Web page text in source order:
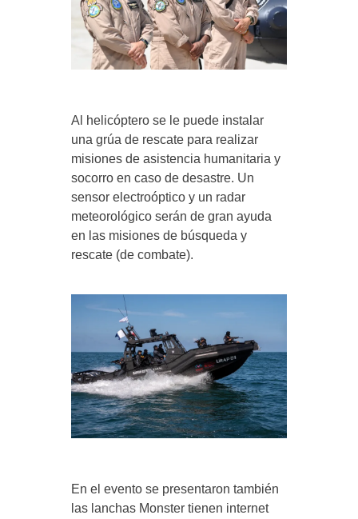
Al helicóptero se le puede instalar
una grúa de rescate para realizar
misiones de asistencia humanitaria y
socorro en caso de desastre. Un
sensor electroóptico y un radar
meteorológico serán de gran ayuda
en las misiones de búsqueda y
rescate (de combate).
En el evento se presentaron también
las lanchas Monster tienen internet